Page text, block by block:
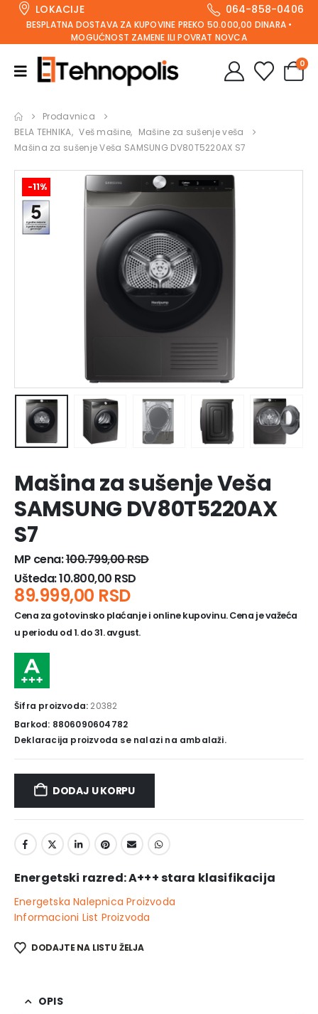
LOKACIJE 064-858-0406
BESPLATNA DOSTAVA ZA KUPOVINE PREKO 50.000,00 DINARA •
MOGUĆNOST ZAMENE ILI POVRAT NOVCA
0
Prodavnica
BELA TEHNIKA, Veš mašine, Mašine za sušenje veša
Mašina za sušenje Veša SAMSUNG DV80T5220AX S7
-11%
Mašina za sušenje Veša
SAMSUNG DV80T5220AX
S7
MP cena:100.799,00RSD
Ušteda:10.800,00 RSD
89.999,00 RSD
Cena za gotovinsko plaćanje i online kupovinu. Cena je važeća
u periodu od 1. do 31. avgust.
Šifra proizvoda: 20382
Barkod: 8806090604782
Deklaracija proizvoda se nalazi na ambalaži.
DODAJ U KORPU
Energetski razred: A+++ stara klasifikacija
Energetska Nalepnica Proizvoda
Informacioni List Proizvoda
DODAJTE NA LISTU ŽELJA
OPIS